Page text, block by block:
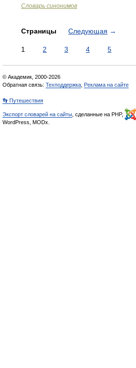
Словарь синонимов
Страницы Следующая →
1 2 3 4 5
© Академик, 2000-2026
Обратная связь: Техподдержка Реклама на сайте
👣 Путешествия
Экспорт словарей на сайты , сделанные на PHP,
WordPress, MODx.